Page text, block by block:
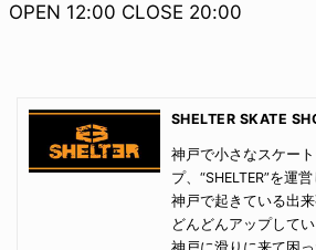
OPEN 12:00 CLOSE 20:00
SHELTER SKATE
神戸で小さなスケー
プ、“SHELTER”を運
神戸で起きている出来
どんどんアップしてい